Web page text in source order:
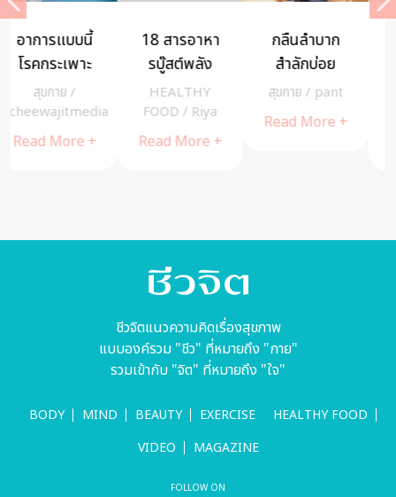
โรคพ่วงจาก
ภูมิแพ้ แก้ได้
ด้วยการออก
กำลังกาย
สุขกาย
Cuisine
Read More +
เรื่องต้องรู้
ก่อนนวดรักษา
โรคออฟฟิศซิน
โดรม
สุขกาย
cheewajitmedia
Read More +
7 อาหารใกล้
ตัว ช่วย
เหงือกและฟัน
แข็งแรง
สุขกาย/
cheewajitmedia
ชีวจิตแนวความคิดเรื่องสุขภาพ
แบบองค์รวม "ชีว" ที่หมายถึง "กาย"
รวมเข้ากับ "จิต" ที่หมายถึง "ใจ"
BODY MIND BEAUTY EXERCISE
HEALTHY FOOD
VIDEO
MAGAZINE
FOLLOW ON